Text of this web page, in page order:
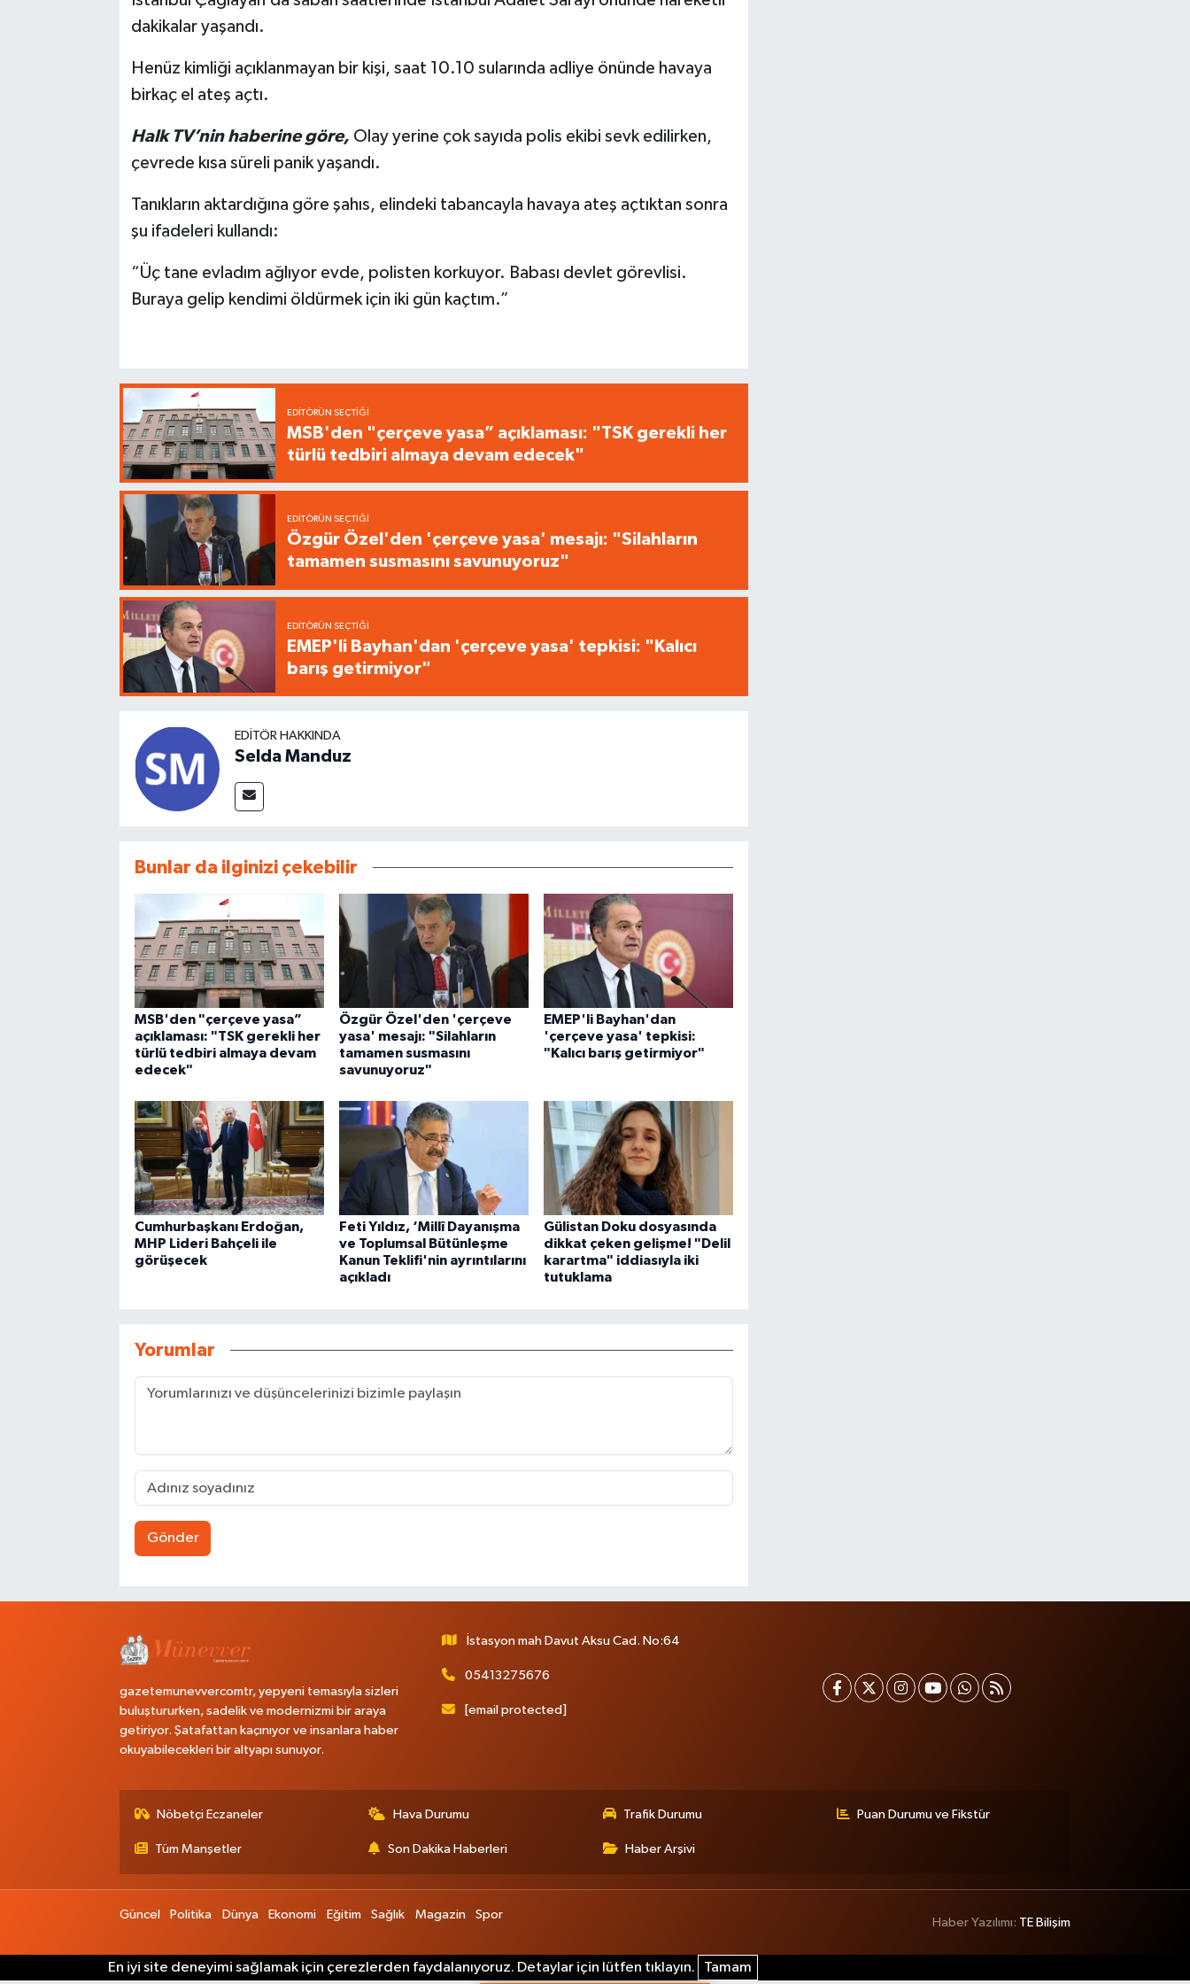
dakikalar yaşandı.
Henüz kimliği açıklanmayan bir kişi, saat 10.10 sularında adliye önünde havaya
birkaç el ateş açtı.
Halk TV’nin haberine göre, Olay yerine çok sayıda polis ekibi sevk edilirken,
çevrede kısa süreli panik yaşandı.
Tanıkların aktardığına göre şahıs, elindeki tabancayla havaya ateş açtıktan sonra
şu ifadeleri kullandı:
“Üç tane evladım ağlıyor evde, polisten korkuyor. Babası devlet görevlisi.
Buraya gelip kendimi öldürmek için iki gün kaçtım.”
EDITÖRÜN SEÇTIĞI
MSB'den "çerçeve yasa” açıklaması: "TSK gerekli her
türlü tedbiri almaya devam edecek"
EDITÖRÜN SEÇTIĞI
Özgür Özel'den 'çerçeve yasa' mesajı: "Silahların
tamamen susmasını savunuyoruz"
EDITÖRÜN SEÇTIĞI
EMEP'li Bayhan'dan 'çerçeve yasa' tepkisi: "Kalıcı
barış getirmiyor"
EDITÖR HAKKINDA
Selda Manduz
Bunlar da ilginizi çekebilir
MSB'den "çerçeve yasa”
açıklaması: "TSK gerekli her
türlü tedbiri almaya devam
edecek"
Özgür Özel'den 'çerçeve
yasa' mesajı: "Silahların
tamamen susmasını
savunuyoruz"
EMEP'li Bayhan'dan
'çerçeve yasa' tepkisi:
"Kalıcı barış getirmiyor"
Cumhurbaşkanı Erdoğan,
MHP Lideri Bahçeli ile
görüşecek
Feti Yıldız, ‘Millî Dayanışma
ve Toplumsal Bütünleşme
Kanun Teklifi'nin ayrıntılarını
açıkladı
Gülistan Doku dosyasında
dikkat çeken gelişme! "Delil
karartma" iddiasıyla iki
tutuklama
Yorumlar
Gönder
gazetemunevvercomtr, yepyeni temasıyla sizleri
buluştururken, sadelik ve modernizmi bir araya
getiriyor. Şatafattan kaçınıyor ve insanlara haber
okuyabilecekleri bir altyapı sunuyor.
İstasyon mah Davut Aksu Cad. No:64
05413275676
[email protected]
Nöbetçi Eczaneler Hava Durumu Trafik Durumu Puan Durumu ve Fikstür
Tüm Manşetler Son Dakika Haberleri Haber Arşivi
Güncel Politika Dünya Ekonomi Eğitim Sağlık Magazin Spor
Haber Yazılımı: TE Bilişim
En iyi site deneyimi sağlamak için çerezlerden faydalanıyoruz. Detaylar için lütfen tıklayın. Tamam